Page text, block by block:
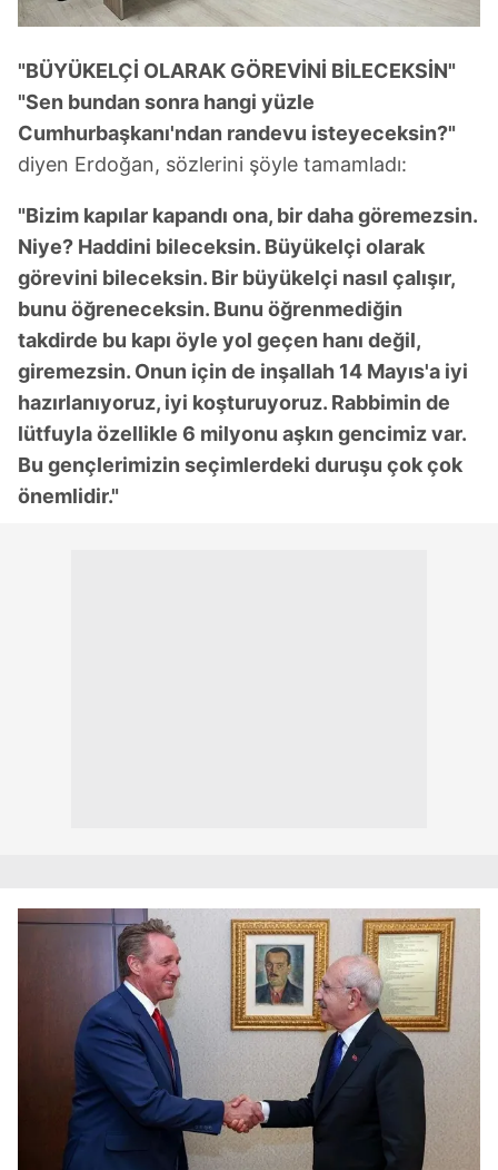
"BÜYÜKELÇİ OLARAK GÖREVİNİ BİLECEKSİN"
"Sen bundan sonra hangi yüzle
Cumhurbaşkanı'ndan randevu isteyeceksin?"
diyen Erdoğan, sözlerini şöyle tamamladı:
"Bizim kapılar kapandı ona, bir daha göremezsin.
Niye? Haddini bileceksin. Büyükelçi olarak
görevini bileceksin. Bir büyükelçi nasıl çalışır,
bunu öğreneceksin. Bunu öğrenmediğin
takdirde bu kapı öyle yol geçen hanı değil,
giremezsin. Onun için de inşallah 14 Mayıs'a iyi
hazırlanıyoruz, iyi koşturuyoruz. Rabbimin de
lütfuyla özellikle 6 milyonu aşkın gencimiz var.
Bu gençlerimizin seçimlerdeki duruşu çok çok
önemlidir."